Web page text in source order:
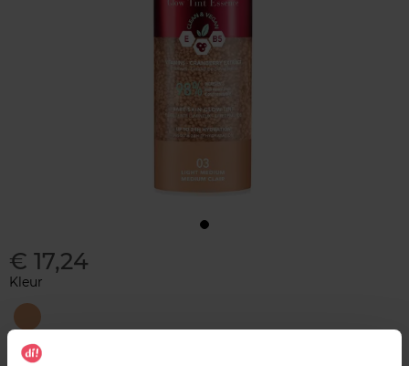
€ 17,24
Kleur
03
Medium
Selecteer de productkenmerken